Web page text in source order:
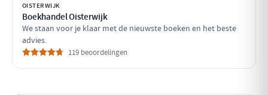
OISTERWIJK
Boekhandel Oisterwijk
We staan voor je klaar met de nieuwste boeken en het beste
advies.
119 beoordelingen